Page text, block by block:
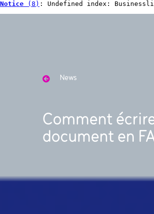
Notice (8) : Undefined index:
News
Comment
document en